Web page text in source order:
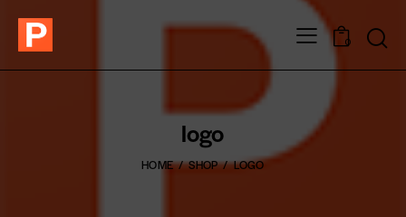
0
logo
HOME SHOP LOGO